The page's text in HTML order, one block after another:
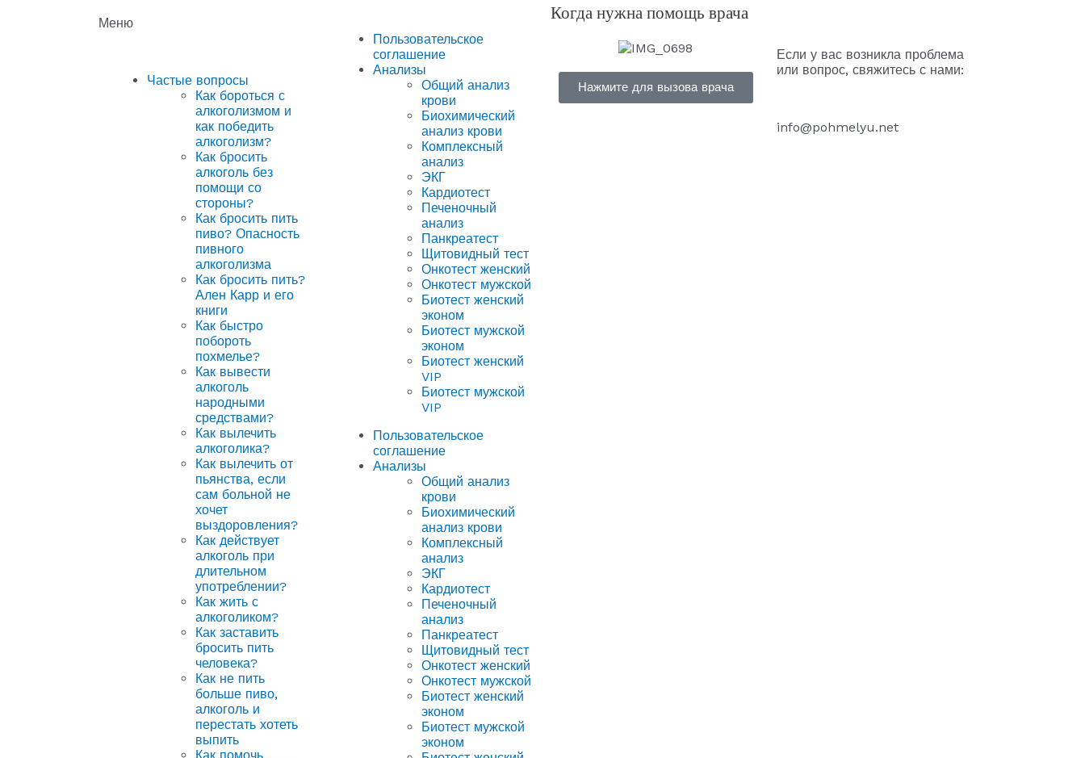
Меню
Частые вопросы
Как бороться с
алкоголизмом и
как победить
алкоголизм?
Как бросить
алкоголь без
помощи со
стороны?
Как бросить пить
пиво? Опасность
пивного
алкоголизма
Как бросить пить?
Ален Карр и его
книги
Как быстро
побороть
похмелье?
Как вывести
алкоголь
народными
средствами?
Как вылечить
алкоголика?
Как вылечить от
пьянства, если
сам больной не
хочет
выздоровления?
Как действует
алкоголь при
длительном
употреблении?
Как жить с
алкоголиком?
Как заставить
бросить пить
человека?
Как не пить
больше пиво,
алкоголь и
перестать хотеть
выпить
Пользовательское
соглашение
Анализы
Общий анализ
крови
Биохимический
анализ крови
Комплексный
анализ
ЭКГ
Кардиотест
Печеночный
анализ
Панкреатест
Щитовидный тест
Онкотест женский
Онкотест мужской
Биотест женский
эконом
Биотест мужской
эконом
Биотест женский
VIP
Биотест мужской
VIP
Пользовательское
соглашение
Анализы
Общий анализ
крови
Биохимический
анализ крови
Комплексный
анализ
ЭКГ
Кардиотест
Печеночный
анализ
Панкреатест
Щитовидный тест
Онкотест женский
Онкотест мужской
Биотест женский
эконом
Биотест мужской
эконом
Когда нужна помощь врача
Нажмите для вызова врача
Если у вас возникла проблема
или вопрос, свяжитесь с нами:
info@pohmelyu.net